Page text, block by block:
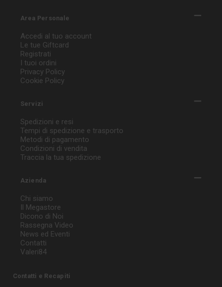
Area Personale
Accedi al tuo account
Le tue Giftcard
Registrati
I tuoi ordini
Privacy Policy
Cookie Policy
Servizi
Spedizioni e resi
Tempi di spedizione e trasporto
Metodi di pagamento
Condizioni di vendita
Traccia la tua spedizione
Azienda
Chi siamo
Il Megastore
Dicono di Noi
Rassegna Video
News ed Eventi
Contatti
Valeri84
Contatti e Recapiti